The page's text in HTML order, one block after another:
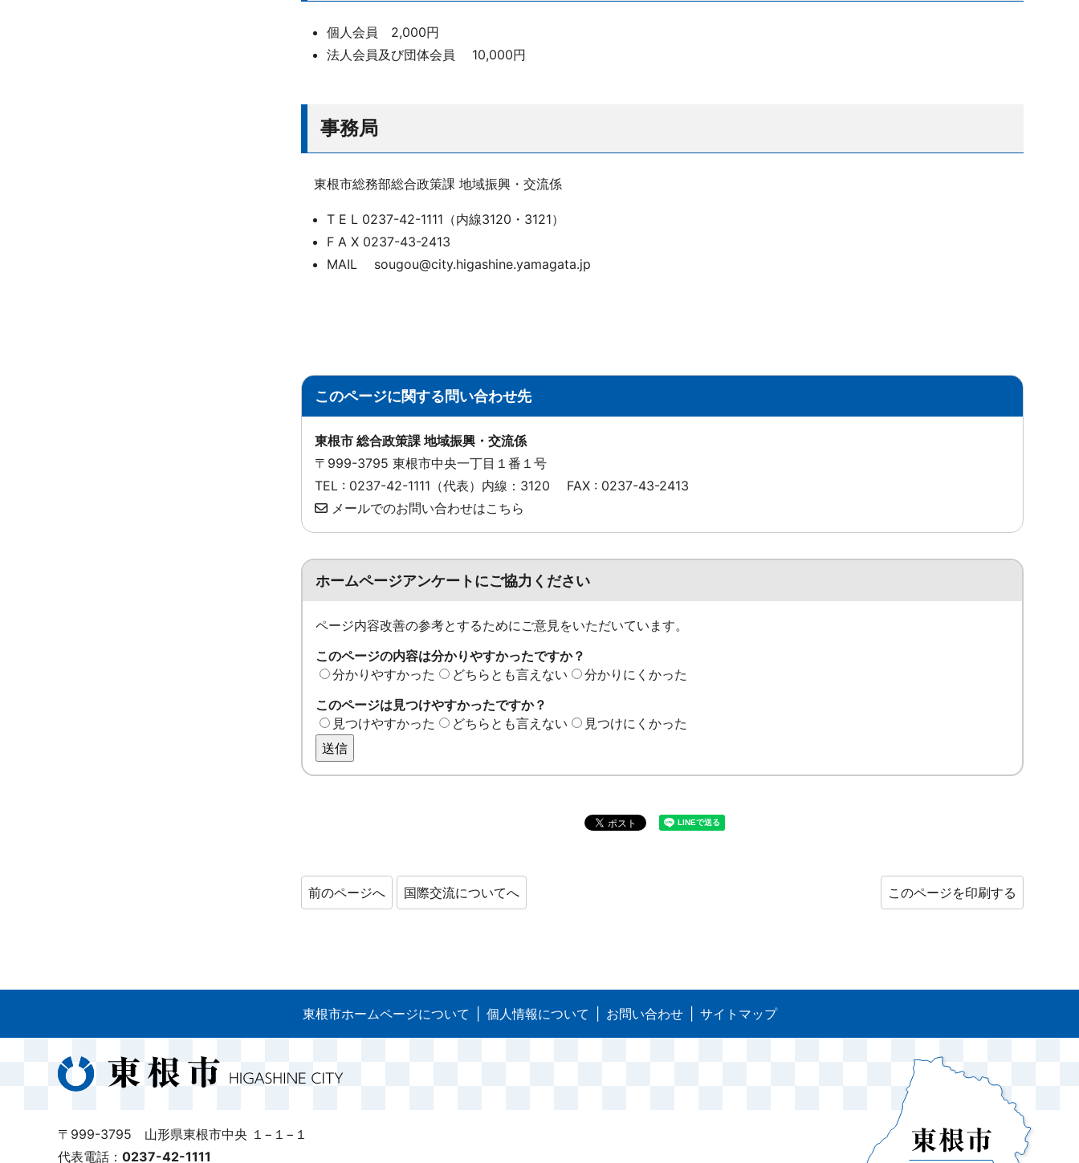
個人会員 2,000円
法人会員及び団体会員 10,000円
事務局
東根市総務部総合政策課 地域振興・交流係
T E L 0237-42-1111（内線3120・3121）
F A X 0237-43-2413
MAIL sougou@city.higashine.yamagata.jp
このページに関する問い合わせ先
東根市 総合政策課 地域振興・交流係
〒999-3795 東根市中央一丁目１番１号
TEL : 0237-42-1111（代表）内線：3120
FAX : 0237-43-2413
メールでのお問い合わせはこちら
ホームページアンケートにご協力ください
ページ内容改善の参考とするためにご意見をいただいています。
このページの内容は分かりやすかったですか？
分かりやすかった
どちらとも言えない
分かりにくかった
このページは見つけやすかったですか？
見つけやすかった
どちらとも言えない
見つけにくかった
送信
前のページへ 国際交流についてへ このページを印刷する
東根市ホームページについて 個人情報について お問い合わせ サイトマップ
〒999-3795 山形県東根市中央 １−１−１
代表電話： 0237-42-1111